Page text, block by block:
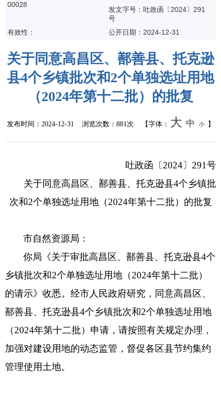
00028
发文字号：吐政函〔2024〕291
号
有效性：
公开日期： 2024-12-31
关于同意高昌区、鄯善县、托克逊
县4个乡镇批次和2个单独选址用地
（2024年第十二批）的批复
发布时间： 2024-12-31 浏览次数： 881次 【字体： 大 中 小 】
吐政函〔2024〕291号
关于同意高昌区、鄯善县、托克逊县4个乡镇批
次和2个单独选址用地（2024年第十二批）的批复
市自然资源局：
你局《关于审批高昌区、鄯善县、托克逊县4个
乡镇批次和2个单独选址用地（2024年第十二批）
的请示》收悉。经市人民政府研究，同意高昌区、
鄯善县、托克逊县4个乡镇批次和2个单独选址用地
（2024年第十二批）申请，请按照有关规定办理，
加强对建设用地的动态监管，督促各区县节约集约
管理使用土地。